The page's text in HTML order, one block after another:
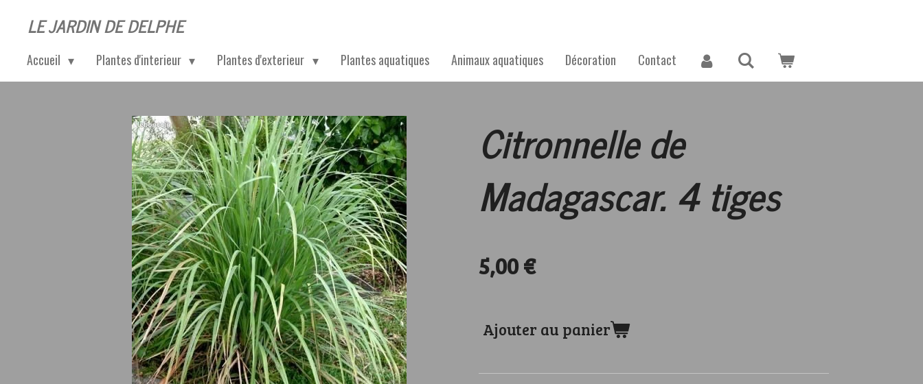
Passer
contenu
principal
LE JARDIN DE DELPHE
Accueil Plantes d'interieur Plantes d'exterieur Plantes aquatiques Animaux aquatiques Décoration Contact
Citronnelle de
Madagascar. 4 tiges
5,00 €
Ajouter au panier